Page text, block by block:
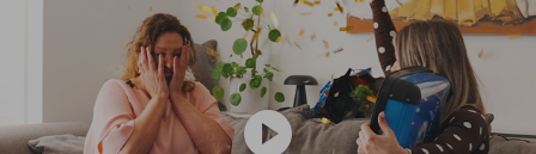
play_circle